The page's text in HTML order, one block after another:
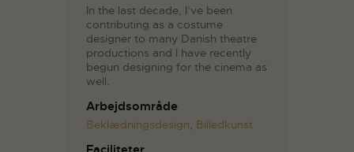
In the last decade, I’ve been
contributing as a costume
designer to many Danish theatre
productions and I have recently
begun designing for the cinema as
well.
Arbejdsområde
Beklædningsdesign, Billedkunst